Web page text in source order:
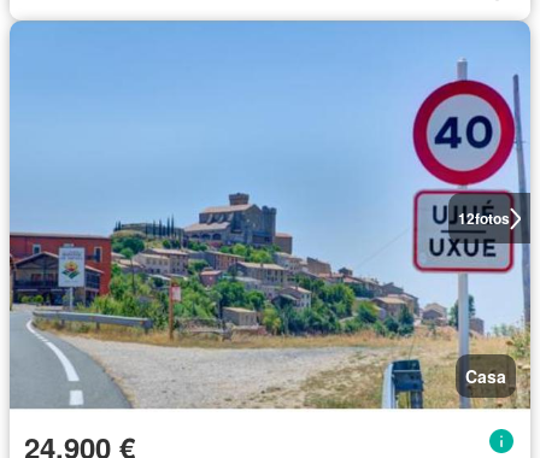
12fotos
Casa
24.900 €